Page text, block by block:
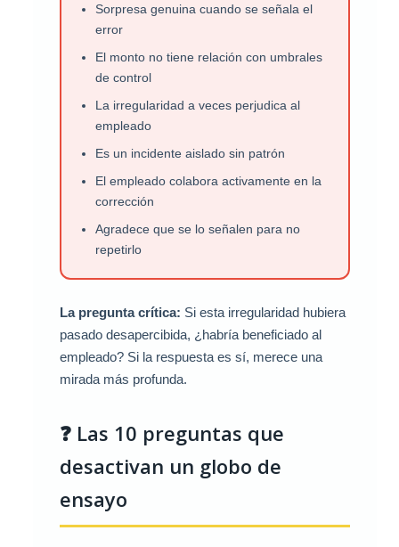
Sorpresa genuina cuando se señala el
error
El monto no tiene relación con umbrales
de control
La irregularidad a veces perjudica al
empleado
Es un incidente aislado sin patrón
El empleado colabora activamente en la
corrección
Agradece que se lo señalen para no
repetirlo
La pregunta crítica: Si esta irregularidad hubiera
pasado desapercibida, ¿habría beneficiado al
empleado? Si la respuesta es sí, merece una
mirada más profunda.
❓ Las 10 preguntas que
desactivan un globo de
ensayo